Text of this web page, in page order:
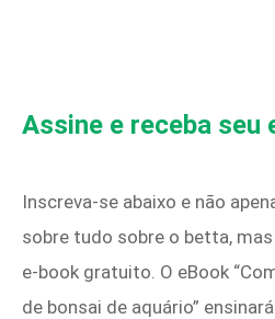
Assine e receba seu
Inscreva-se abaixo e não
sobre tudo sobre o betta,
e-book gratuito. O eBook
de bonsai de aquário”